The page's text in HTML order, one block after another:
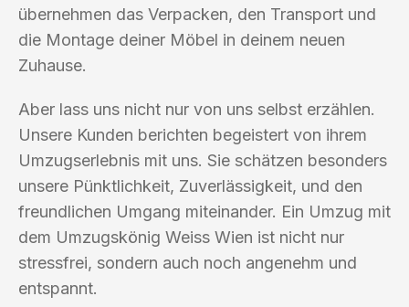
übernehmen das Verpacken, den Transport und
die Montage deiner Möbel in deinem neuen
Zuhause.
Aber lass uns nicht nur von uns selbst erzählen.
Unsere Kunden berichten begeistert von ihrem
Umzugserlebnis mit uns. Sie schätzen besonders
unsere Pünktlichkeit, Zuverlässigkeit, und den
freundlichen Umgang miteinander. Ein Umzug mit
dem Umzugskönig Weiss Wien ist nicht nur
stressfrei, sondern auch noch angenehm und
entspannt.